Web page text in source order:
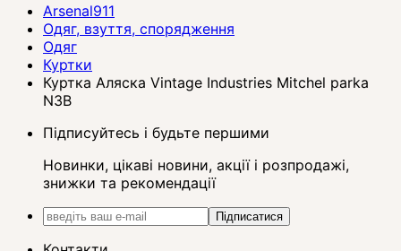
Arsenal911
Одяг, взуття, спорядження
Одяг
Куртки
Куртка Аляска Vintage Industries Mitchel parka
N3B
Підписуйтесь і будьте першими
Новинки, цікаві новини, акції і розпродажі,
знижки та рекомендації
Підписатися